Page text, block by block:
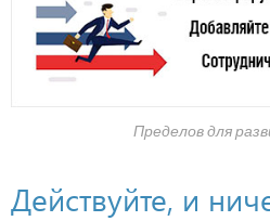
Пределов для
Действуйте, и